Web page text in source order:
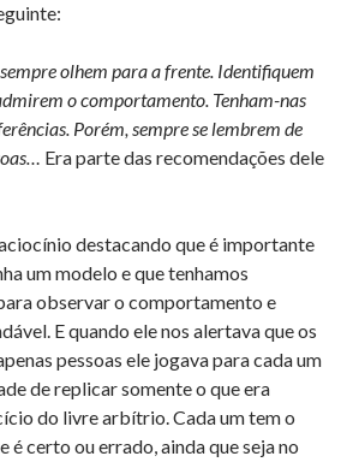
olhem para a frente. Identifiquem
o comportamento. Tenham-nas
Porém, sempre se lembrem de
Era parte das recomendações dele
destacando que é importante
um modelo e que tenhamos
observar o comportamento e
E quando ele nos alertava que os
pessoas ele jogava para cada um
de replicar somente o que era
do livre arbítrio. Cada um tem o
é certo ou errado, ainda que seja no